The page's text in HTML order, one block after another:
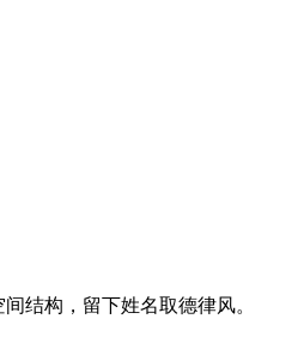
结构，留下姓名取德律风。